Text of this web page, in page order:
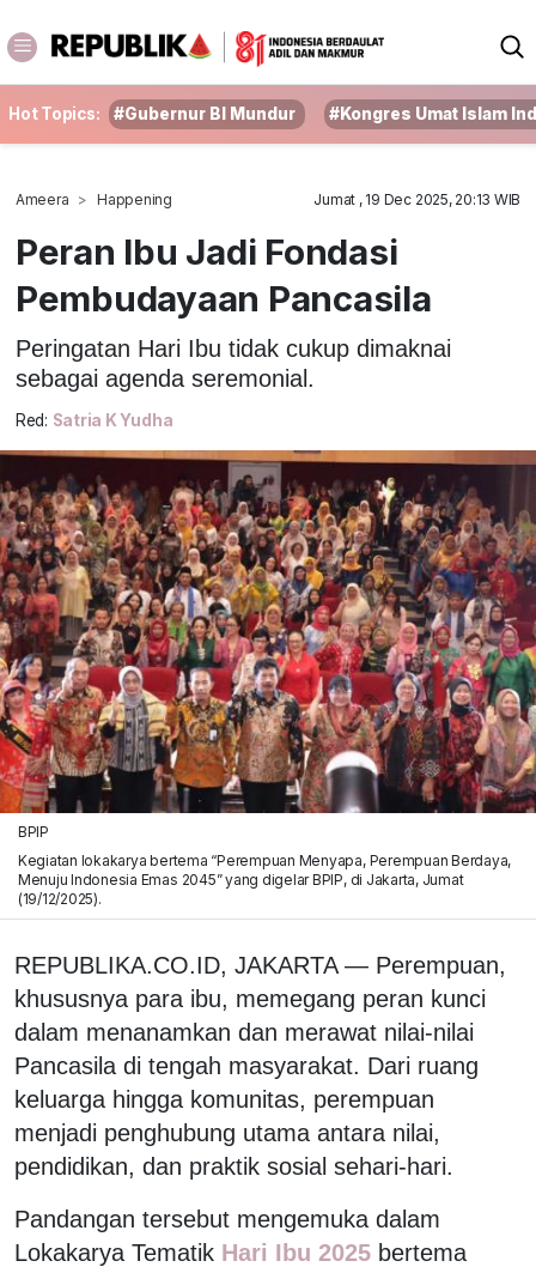
Hot Topics: #Gubernur BI Mundur #Kongres Umat Islam
Ameera Happening Jumat , 19 Dec 2025, 20:13 WIB
Peran Ibu Jadi Fondasi
Pembudayaan Pancasila
Peringatan Hari Ibu tidak cukup dimaknai
sebagai agenda seremonial.
Red: Satria K Yudha
BPIP
Kegiatan lokakarya bertema “Perempuan Menyapa, Perempuan Berdaya,
Menuju Indonesia Emas 2045” yang digelar BPIP, di Jakarta, Jumat
(19/12/2025).
REPUBLIKA.CO.ID, JAKARTA — Perempuan,
khususnya para ibu, memegang peran kunci
dalam menanamkan dan merawat nilai-nilai
Pancasila di tengah masyarakat. Dari ruang
keluarga hingga komunitas, perempuan
menjadi penghubung utama antara nilai,
pendidikan, dan praktik sosial sehari-hari.
Pandangan tersebut mengemuka dalam
Lokakarya Tematik Hari Ibu 2025 bertema